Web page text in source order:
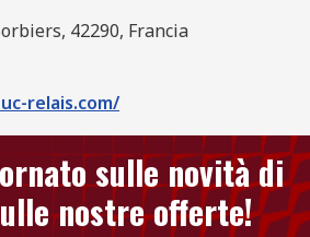
42290, Francia
relais.com/
sulle novità di
nostre offerte!